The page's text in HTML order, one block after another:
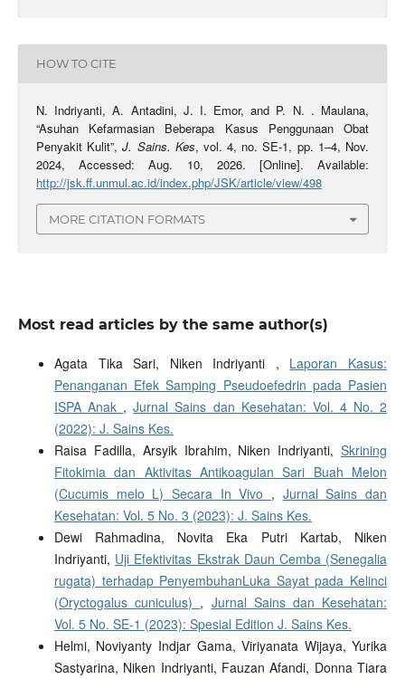
HOW TO CITE
N. Indriyanti, A. Antadini, J. I. Emor, and P. N. . Maulana,
“Asuhan Kefarmasian Beberapa Kasus Penggunaan Obat
Penyakit Kulit”,J. Sains. Kes, vol. 4, no. SE-1, pp. 1–4, Nov.
2024, Accessed: Aug. 10, 2026. [Online]. Available:
http://jsk.ff.unmul.ac.id/index.php/JSK/article/view/498
MORE CITATION FORMATS
Most read articles by the same author(s)
Agata Tika Sari, Niken Indriyanti , Laporan Kasus:
Penanganan Efek Samping Pseudoefedrin pada Pasien
ISPA Anak ,Jurnal Sains dan Kesehatan: Vol. 4 No. 2
(2022): J. Sains Kes.
Raisa Fadilla, Arsyik Ibrahim, Niken Indriyanti,Skrining
Fitokimia dan Aktivitas Antikoagulan Sari Buah Melon
(Cucumis melo L) Secara In Vivo , Jurnal Sains dan
Kesehatan: Vol. 5 No. 3 (2023): J. Sains Kes.
Dewi Rahmadina, Novita Eka Putri Kartab, Niken
Indriyanti, Uji Efektivitas Ekstrak Daun Cemba (Senegalia
rugata) terhadap PenyembuhanLuka Sayat pada Kelinci
(Oryctogalus cuniculus) , Jurnal Sains dan Kesehatan:
Vol. 5 No. SE-1 (2023): Spesial Edition J. Sains Kes.
Helmi, Noviyanty Indjar Gama, Viriyanata Wijaya, Yurika
Sastyarina, Niken Indriyanti, Fauzan Afandi, Donna Tiara